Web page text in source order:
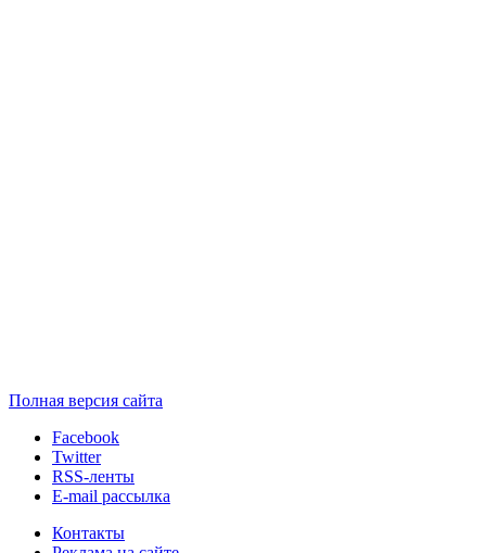
Полная версия сайта
Facebook
Twitter
RSS-ленты
E-mail рассылка
Контакты